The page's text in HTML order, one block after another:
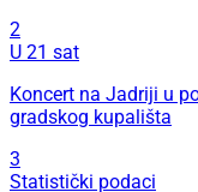
2
U 21 sat
Koncert na Jadriji u
gradskog kupališta
3
Statistički podaci